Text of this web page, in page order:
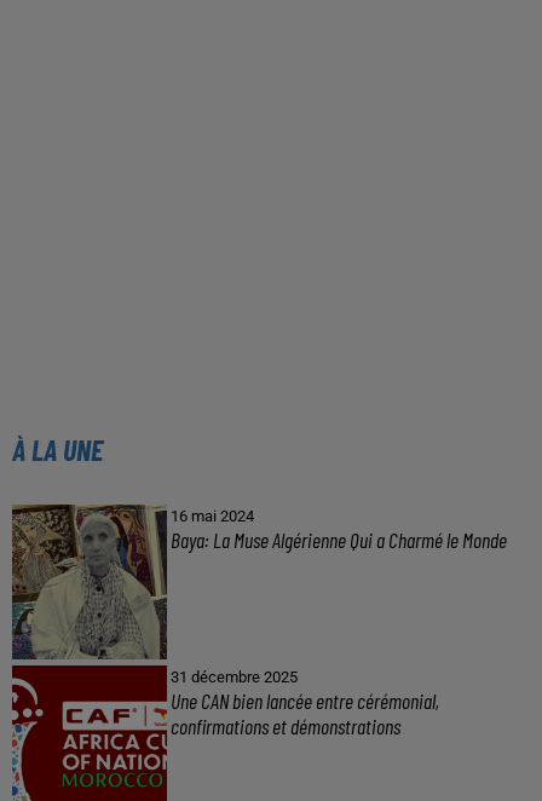
À LA UNE
16 mai 2024
Baya: La Muse Algérienne Qui a Charmé le Monde
31 décembre 2025
Une CAN bien lancée entre cérémonial,
confirmations et démonstrations